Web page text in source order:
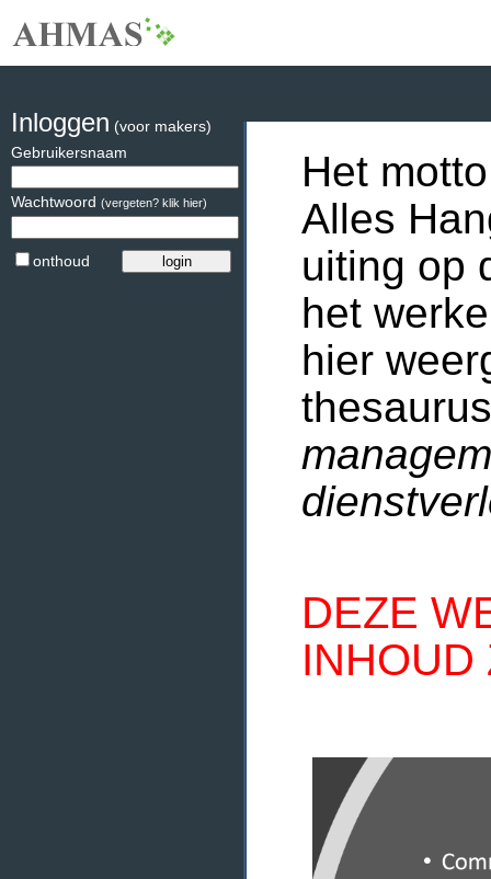
Het
Alles
uiting op
het
hier
DEZE
INHOUD
Inloggen (voor makers)
Gebruikersnaam
Wachtwoord (vergeten? klik hier)
onthoud